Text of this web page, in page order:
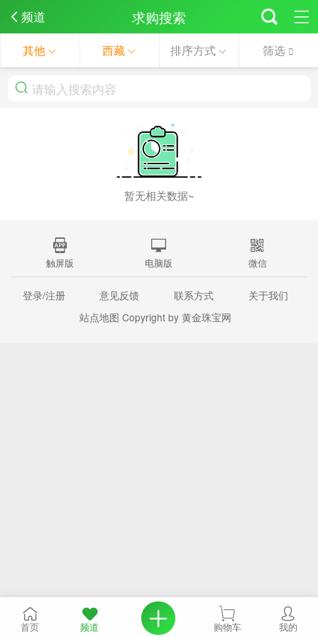
频道 求购搜索
其他 西藏 排序方式 筛选
暂无相关数据~
触屏版 电脑版 微信
登录/注册 意见反馈 联系方式
关于我们
站点地图 Copyright by 黄金珠宝网
首页 频道 购物车 我的